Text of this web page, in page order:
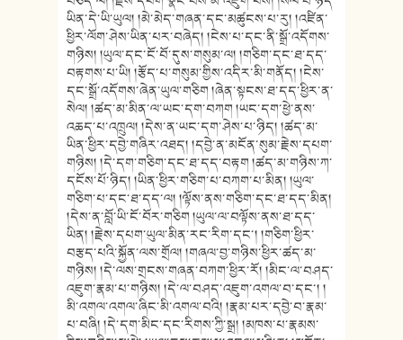
ཡིན་དེ་ཡི་ཡུལ། །མེ་མེད་གཞན་དང་མཚུངས་པ་རུ། །འཛིན་
ཕྱིར་ལོག་ཤེས་ཡིན་པར་བཞེད། །ངེས་པ་དང་ནི་སྒྲོ་འདོགས་
གཉིས། །ཡུལ་དང་ངོ་བོ་དུས་གསུམ་ལ། །གཅིག་དང་ཐ་དད་
བརྟགས་པ་ཡི། །རྩོད་པ་གསུམ་གྱིས་འདིར་མི་གནོད། །ངེས་
དང་སྒྲོ་འདོགས་ཞེན་ཡུལ་གཅིག །ཞེན་སྟངས་ཐ་དད་ཕྱིར་ན་
སེལ། །ཚད་མ་མིན་ལ་ཡང་དག་བཀག །ཡང་དག་ཕྱེ་ནས་
འཆད་པ་འཁྲུལ། །དེས་ན་ཡང་དག་ཤེས་པ་ཉིད། །ཚད་མ་
ཡིན་ཕྱིར་དབྱེ་གཞིར་འཐད། །དབྱེ་ན་མངོན་སུམ་རྗེས་དཔག་
གཉིས། །དེ་དག་གཅིག་དང་ཐ་དད་བརྟག །ཚད་མ་གཉིས་ཀ་
དངོས་པོ་ཉིད། །ཡིན་ཕྱིར་གཅིག་པ་བཀག་པ་མིན། །ཡུལ་
གཅིག་པ་དང་ཐ་དད་ལ། །ལྟོས་ནས་གཅིག་དང་ཐ་དད་མིན།
།དེས་ན་བློ་ཡི་ངོ་བོར་གཅིག །ཡུལ་ལ་བལྟོས་ནས་ཐ་དད་
ཡིན། །རྗེས་དཔག་ཡུལ་མིན་རང་རིག་དང་། །གཅིག་ཕྱིར་
བརྩད་པའི་སྐྱོན་ལས་གྲོལ། །གཞལ་བྱ་གཉིས་ཕྱིར་ཚད་མ་
གཉིས། །དེ་ལས་གྲངས་གཞན་བཀག་ཕྱིར་རོ། །མིང་ལ་བཤད་
འཇུག་རྣམ་པ་གཉིས། །དེ་ལ་བཤད་འཇུག་འགལ་བ་དང་། །
མི་འགལ་འགལ་ཞིང་མི་འགལ་བའི། །རྣམ་པར་དབྱེ་བ་རྣམ་
པ་བཞི། །དེ་དག་མིང་དང་རིགས་ཀྱི་སྒྲ། །མཁས་པ་རྣམས་